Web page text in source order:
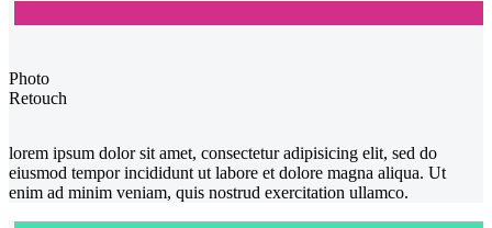
Photo
Retouch
lorem ipsum dolor sit amet, consectetur adipisicing elit, sed do
eiusmod tempor incididunt ut labore et dolore magna aliqua. Ut
enim ad minim veniam, quis nostrud exercitation ullamco.